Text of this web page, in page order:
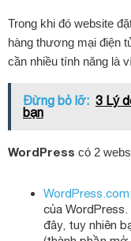
Trong khi đó website
hàng thương mại điện
cần nhiều tính năng là
Đừng bỏ lỡ: 3 Lý
bạn
WordPress có 2
WordPress.com
của
đây, tuy nhiên